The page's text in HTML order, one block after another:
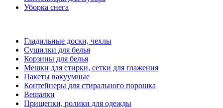
Уборка снега
Гладильные доски, чехлы
Сушилки для белья
Корзины для белья
Мешки для стирки, сетки для глажения
Пакеты вакуумные
Контейнеры для стирального порошка
Вешалки
Прищепки, ролики для одежды